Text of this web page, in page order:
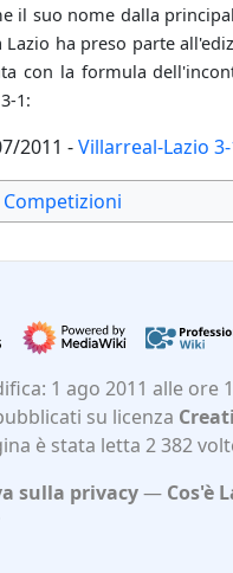
il suo nome dalla
Lazio ha preso parte
con la formula
1:
2011 -Villarreal-Lazio 3-
Competizioni
1 ago 2011 alle ore
su licenza
è stata letta 2 382
sulla privacy
Cos'è